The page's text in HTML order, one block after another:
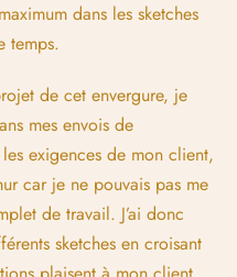
dans les sketches
temps.
de cet envergure, je
mes envois de
exigences de mon client,
car je ne pouvais pas me
de travail. J’ai donc
sketches en croisant